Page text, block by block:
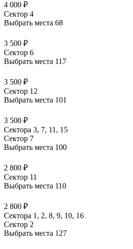
4 000 ₽
Сектор 4
Выбрать места 68
3 500 ₽
Сектор 6
Выбрать места 117
3 500 ₽
Сектор 12
Выбрать места 101
3 500 ₽
Сектора 3, 7, 11, 15
Сектор 7
Выбрать места 100
2 800 ₽
Сектор 11
Выбрать места 110
2 800 ₽
Сектора 1, 2, 8, 9, 10, 16
Сектор 2
Выбрать места 127